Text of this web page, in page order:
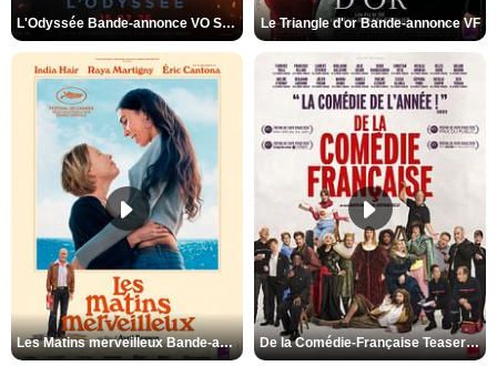
L'Odyssée Bande-annonce VO STFR Le Triangle d'or Bande-annonce VF
Les Matins merveilleux Bande-annonce VF De la Comédie-Française Teaser VF